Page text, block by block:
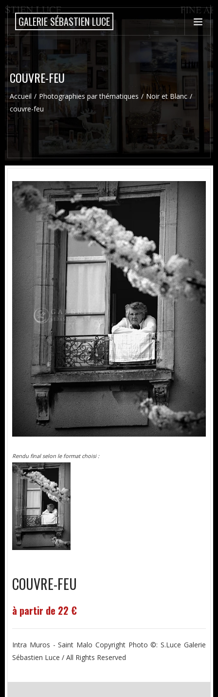
GALERIE SÉBASTIEN LUCE
COUVRE-FEU
Accueil Photographies par thématiques
Noir et Blanc
couvre-feu
Rendu final selon le format choisi :
COUVRE-FEU
à partir de 22 €
Intra Muros - Saint Malo Copyright Photo ©: S.Luce Galerie
Sébastien Luce / All Rights Reserved